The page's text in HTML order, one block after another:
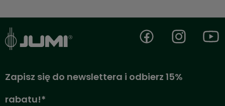
Zapisz się do newslettera i odbierz 15%
rabatu!*